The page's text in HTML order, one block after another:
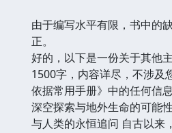
由于编写水平有限，书中的
正。
好的，以下是一份关于其他
1500字，内容详尽，不涉及
依据常用手册》中的任何信
深空探索与地外生命的可能
与人类的永恒追问 自古以来